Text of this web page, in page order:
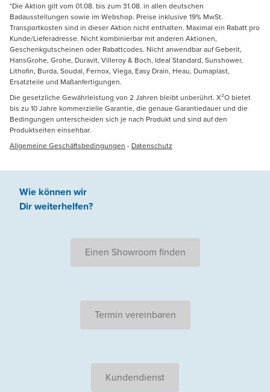
*Die Aktion gilt vom 01.08. bis zum 31.08. in allen deutschen
Badausstellungen sowie im Webshop. Preise inklusive 19% MwSt.
Transportkosten sind in dieser Aktion nicht enthalten. Maximal ein Rabatt pro
Kunde/Lieferadresse. Nicht kombinierbar mit anderen Aktionen,
Geschenkgutscheinen oder Rabattcodes. Nicht anwendbar auf Geberit,
HansGrohe, Grohe, Duravit, Villeroy & Boch, Ideal Standard, Sunshower,
Lithofin, Burda, Soudal, Fernox, Viega, Easy Drain, Heau, Dumaplast,
Ersatzteile und Maßanfertigungen.
Die gesetzliche Gewährleistung von 2 Jahren bleibt unberührt. X²O bietet
bis zu 10 Jahre kommerzielle Garantie, die genaue Garantiedauer und die
Bedingungen unterscheiden sich je nach Produkt und sind auf den
Produktseiten einsehbar.
Allgemeine Geschäftsbedingungen - Datenschutz
Wie können wir
Dir weiterhelfen?
Einen Showroom finden
Termin vereinbaren
Kundendienst